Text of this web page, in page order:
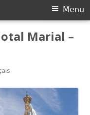
Marial –
Menu